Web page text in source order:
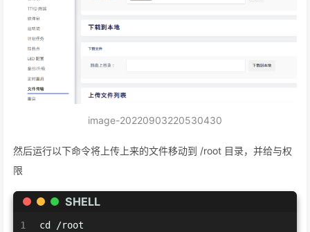
image-20220903220530430
然后运行以下命令将上传上来的文件移动到 /root 目录，并给与权
限
SHELL
1
cd /root